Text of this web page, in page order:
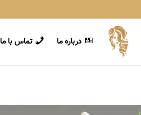
درباره ما تماس با ما